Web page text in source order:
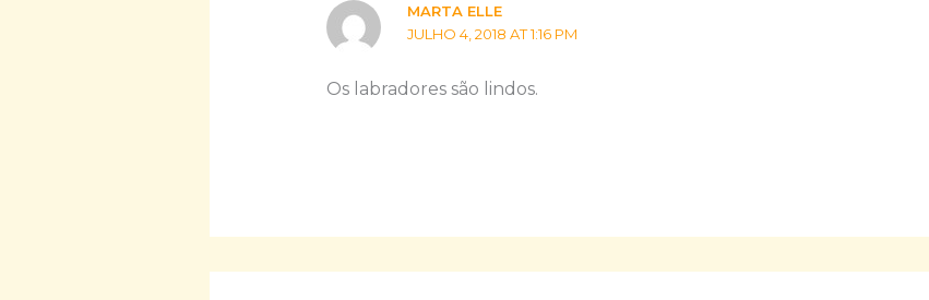
MARTA ELLE
JULHO 4, 2018 AT 1:16 PM
Os labradores são lindos.